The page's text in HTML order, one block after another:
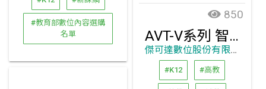
#教育部數位內容選購
名單
850
AVT-V系列 智慧觸控顯示器
傑可達數位股份有限公司
#K12 #高教